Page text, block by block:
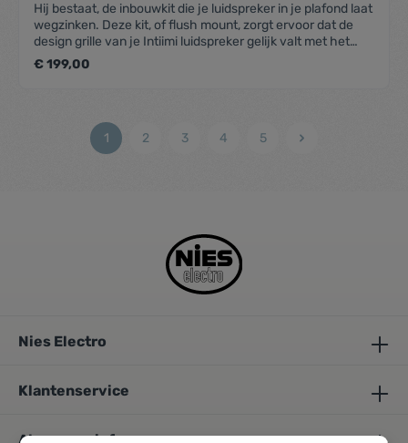
binnenwerk : 296,5 x 206,7 mm (h x b)Afmetingen : 409 x
319 x 14 mm (h x b x d)Geschikt voor : RE2060
Hij bestaat, de inbouwkit die je luidspreker in je plafond laat
wegzinken. Deze kit, of flush mount, zorgt ervoor dat de
design grille van je Intiimi luidspreker gelijk valt met het
oppervlak van je plafond. Anders gezegd, ze vormen één
lijn, sluiten naadloos op elkaar aan. Geen verschillen meer
gemakkelijke plaatsing. Met een onzichtbaar resultaat,
maar dat is net de bedoeling. Beschikbaar voor alle Intiimi
modellen.SpecificatiesSamenstelling : ComposietAfm.
€ 199,00
1 2 3 4 5
Nies Electro
Klantenservice
Algemene info